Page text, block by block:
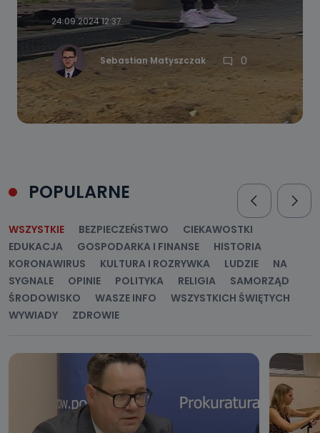
24.09.2024 12:37
Sebastian Matyszczak 0
POPULARNE
WSZYSTKIE BEZPIECZEŃSTWO
CIEKAWOSTKI
EDUKACJA
GOSPODARKA I FINANSE
HISTORIA
KORONAWIRUS
KULTURA I ROZRYWKA LUDZIE
NA
SYGNALE
OPINIE POLITYKA RELIGIA
SAMORZĄD
ŚRODOWISKO
WASZE INFO
WSZYSTKICH ŚWIĘTYCH
WYWIADY
ZDROWIE